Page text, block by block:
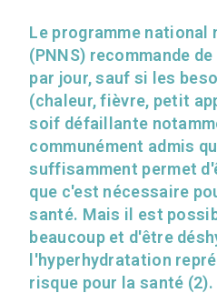
Le programme
(PNNS) recommande
par jour, sauf si les
(chaleur, fièvre, petit
soif défaillante
communément admis
suffisamment permet
que c'est nécessaire
santé. Mais il est
beaucoup et d'être
l'hyperhydratation
risque pour la santé